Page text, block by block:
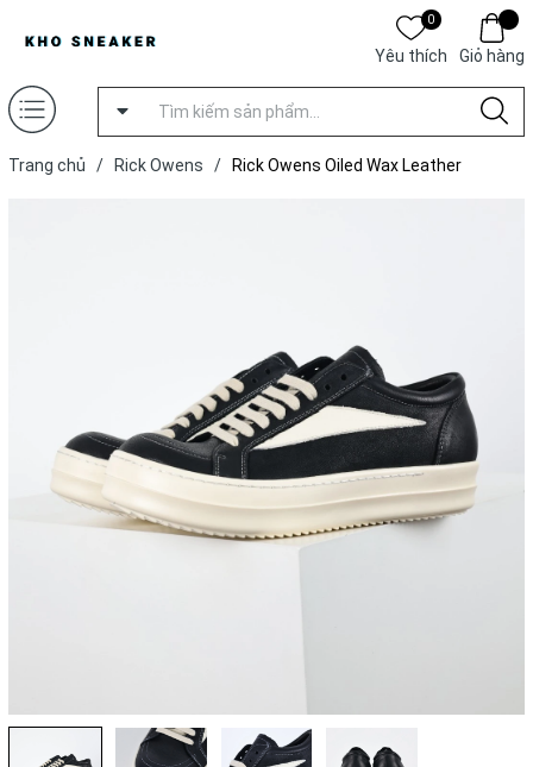
0
Yêu thích Giỏ hàng
Trang chủ / Rick Owens / Rick Owens Oiled Wax Leather